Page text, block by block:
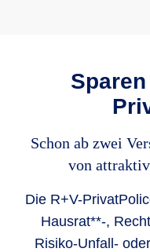
Schon ab zwei
von
Die R+V-
Hausrat**-,
Risiko-Unfall-